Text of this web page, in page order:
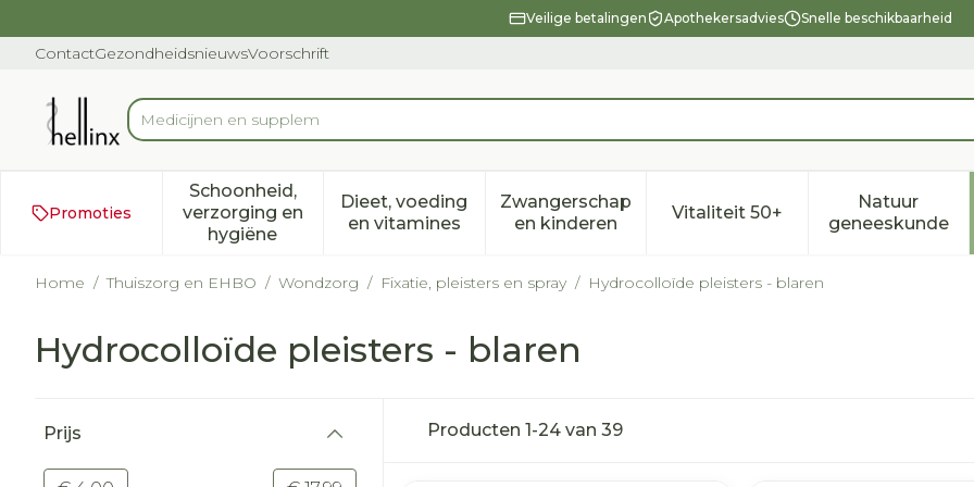
Veilige betalingen Apothekersadvies Snelle beschikbaarheid
ContactGezondheidsnieuwsVoorschrift
Product, merk, categorie...
Vin
Promoties
Schoonheid,
verzorging en
hygiëne
Toon submenu voor Schoonheid, verzorging en hygiëne categorie
Dieet, voeding
en vitaminesToon submenu voor Dieet, voeding en vitamines categorie
Zwangerschap
en kinderenToon submenu voor Zwangerschap en
Vitaliteit 50+Toon submenu voor
Natuur
geneeskunde
Toon
Home / Thuiszorg en EHBO / Wondzorg / Fixatie, pleisters en spray / Hydrocolloïde pleisters - blaren
Hydrocolloïde pleisters - blaren
Prijs
Producten 1-24 van 39